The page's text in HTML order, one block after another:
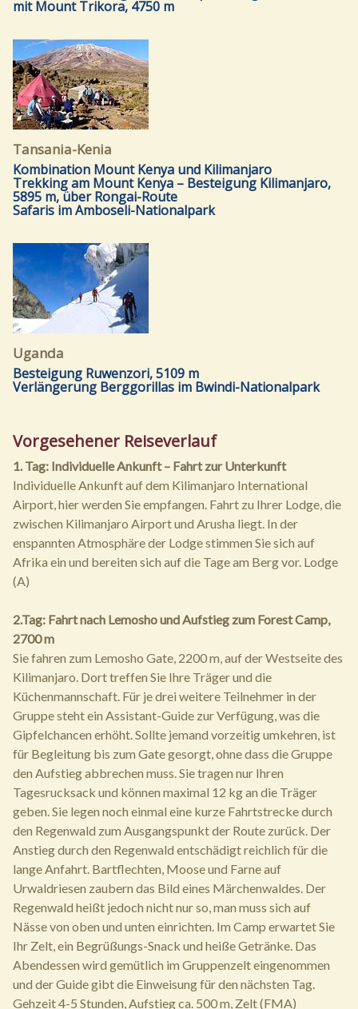
mit Mount Trikora, 4750 m
Tansania-Kenia
Kombination Mount Kenya und Kilimanjaro
Trekking am Mount Kenya – Besteigung Kilimanjaro,
5895 m, über Rongai-Route
Safaris im Amboseli-Nationalpark
Uganda
Besteigung Ruwenzori, 5109 m
Verlängerung Berggorillas im Bwindi-Nationalpark
Vorgesehener Reiseverlauf
1. Tag: Individuelle Ankunft – Fahrt zur Unterkunft
Individuelle Ankunft auf dem Kilimanjaro International
Airport, hier werden Sie empfangen. Fahrt zu Ihrer Lodge, die
zwischen Kilimanjaro Airport und Arusha liegt. In der
enspannten Atmosphäre der Lodge stimmen Sie sich auf
Afrika ein und bereiten sich auf die Tage am Berg vor. Lodge
(A)
2.Tag: Fahrt nach Lemosho und Aufstieg zum Forest Camp,
2700 m
Sie fahren zum Lemosho Gate, 2200 m, auf der Westseite des
Kilimanjaro. Dort treffen Sie Ihre Träger und die
Küchenmannschaft. Für je drei weitere Teilnehmer in der
Gruppe steht ein Assistant-Guide zur Verfügung, was die
Gipfelchancen erhöht. Sollte jemand vorzeitig umkehren, ist
für Begleitung bis zum Gate gesorgt, ohne dass die Gruppe
den Aufstieg abbrechen muss. Sie tragen nur Ihren
Tagesrucksack und können maximal 12 kg an die Träger
geben. Sie legen noch einmal eine kurze Fahrtstrecke durch
den Regenwald zum Ausgangspunkt der Route zurück. Der
Anstieg durch den Regenwald entschädigt reichlich für die
lange Anfahrt. Bartflechten, Moose und Farne auf
Urwaldriesen zaubern das Bild eines Märchenwaldes. Der
Regenwald heißt jedoch nicht nur so, man muss sich auf
Nässe von oben und unten einrichten. Im Camp erwartet Sie
Ihr Zelt, ein Begrüßungs-Snack und heiße Getränke. Das
Abendessen wird gemütlich im Gruppenzelt eingenommen
und der Guide gibt die Einweisung für den nächsten Tag.
Gehzeit 4-5 Stunden, Aufstieg ca. 500 m, Zelt (FMA)